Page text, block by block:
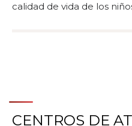
calidad de vida de los
CENTROS DE